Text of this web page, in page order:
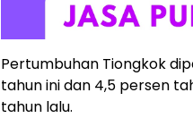
Pertumbuhan Tiongkok
tahun ini dan 4,5 persen
tahun lalu.